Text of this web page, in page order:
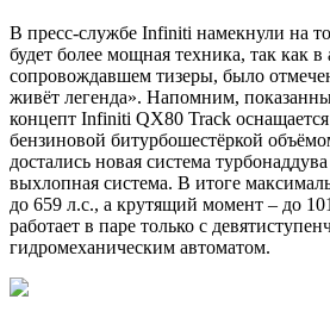
В пресс-службе Infiniti намекнули на
будет более мощная техника, так как в
сопровождавшем тизеры, было
живёт легенда». Напомним,
концепт Infiniti QX80 Track
бензиновой битурбошестёркой
достались новая система
выхлопная система. В итоге
до 659 л.с., а крутящий момент – до
работает в паре только с
гидромеханическим автоматом.